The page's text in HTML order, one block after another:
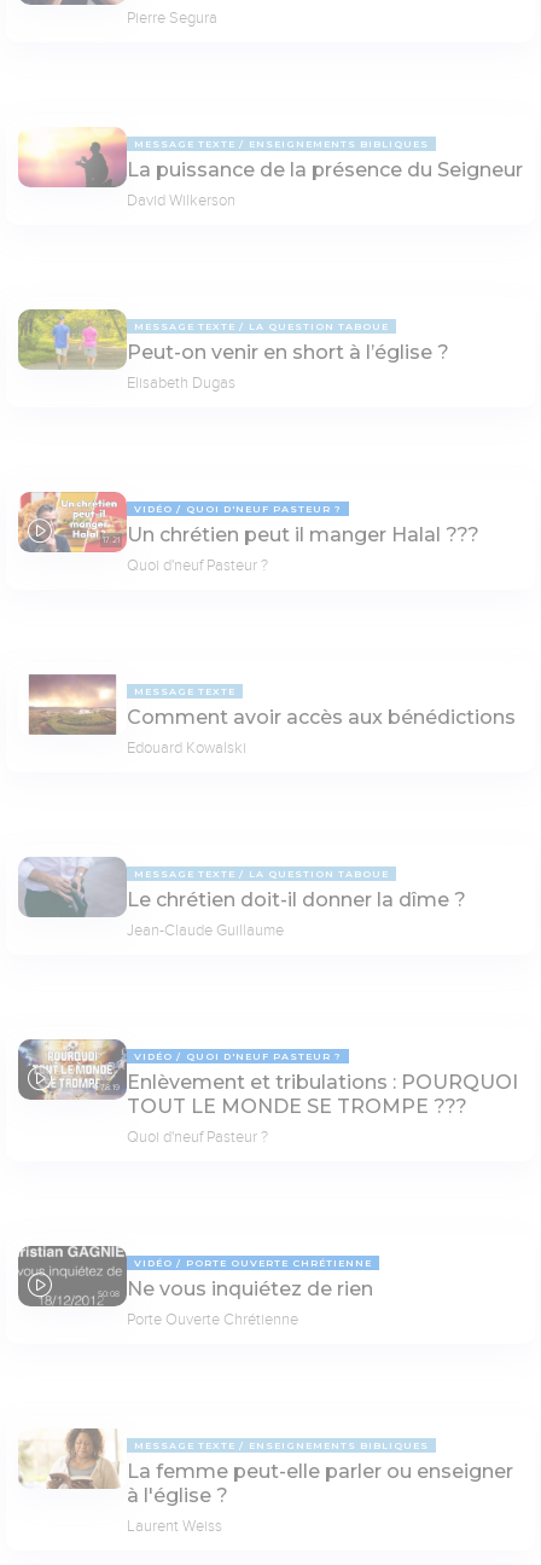
Pierre Segura
MESSAGE TEXTE ENSEIGNEMENTS BIBLIQUES
La puissance de la présence du Seigneur
David Wilkerson
MESSAGE TEXTE LA QUESTION TABOUE
Peut-on venir en short à l’église ?
Elisabeth Dugas
17:21
VIDÉO QUOI D'NEUF PASTEUR ?
Un chrétien peut il manger Halal ???
Quoi d'neuf Pasteur ?
MESSAGE TEXTE
Comment avoir accès aux bénédictions
Edouard Kowalski
MESSAGE TEXTE LA QUESTION TABOUE
Le chrétien doit-il donner la dîme ?
Jean-Claude Guillaume
78:19
VIDÉO QUOI D'NEUF PASTEUR ?
Enlèvement et tribulations : POURQUOI
TOUT LE MONDE SE TROMPE ???
Quoi d'neuf Pasteur ?
50:08
VIDÉO PORTE OUVERTE CHRÉTIENNE
Ne vous inquiétez de rien
Porte Ouverte Chrétienne
MESSAGE TEXTE ENSEIGNEMENTS BIBLIQUES
La femme peut-elle parler ou enseigner
à l'église ?
Laurent Weiss